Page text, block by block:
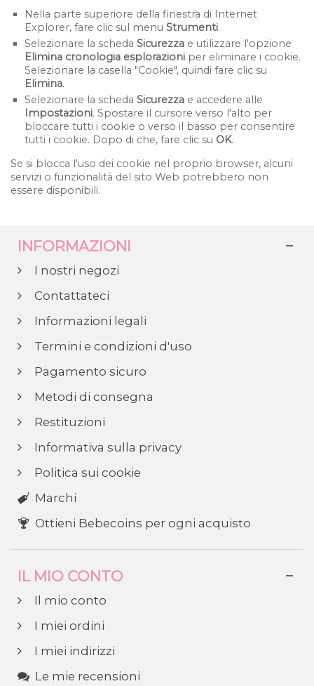
Nella parte superiore della finestra di Internet
Explorer, fare clic sul menu Strumenti.
Selezionare la scheda Sicurezzae utilizzare l'opzione
Elimina cronologia esplorazioniper eliminare i cookie.
Selezionare la casella "Cookie", quindi fare clic su
Elimina.
Selezionare la scheda Sicurezzae accedere alle
Impostazioni. Spostare il cursore verso l'alto per
bloccare tutti i cookie o verso il basso per consentire
tutti i cookie. Dopo di che, fare clic su OK.
Se si blocca l'uso dei cookie nel proprio browser, alcuni
servizi o funzionalità del sito Web potrebbero non
essere disponibili.
INFORMAZIONI
I nostri negozi
Contattateci
Informazioni legali
Termini e condizioni d'uso
Pagamento sicuro
Metodi di consegna
Restituzioni
Informativa sulla privacy
Politica sui cookie
Marchi
Ottieni Bebecoins per ogni acquisto
IL MIO CONTO
Il mio conto
I miei ordini
I miei indirizzi
Le mie recensioni